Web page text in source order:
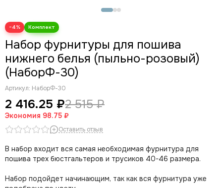
−4%
Набор фурнитуры для пошива
нижнего белья (пыльно-розовый)
(НаборФ-30)
Артикул: НаборФ-30
2 416.25 ₽2 515 ₽
Экономия 98.75 ₽
Оставить отзыв
В набор входит вся самая необходимая фурнитура для
пошива трех бюстгальтеров и трусиков 40-46 размера.
Набор подойдет начинающим, так как вся фурнитура уже